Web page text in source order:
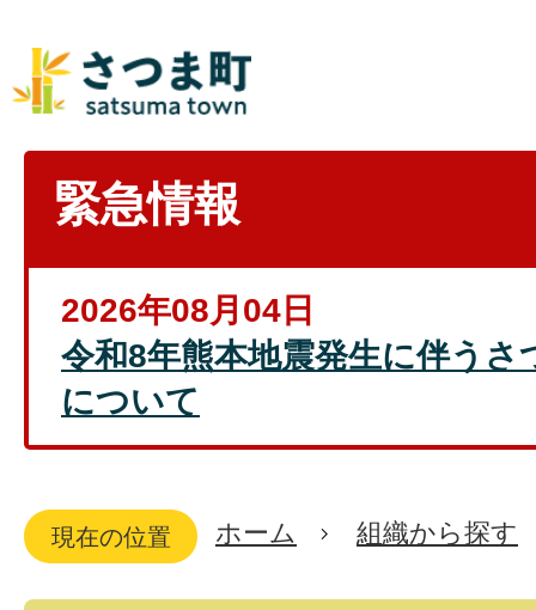
緊急情報
2026年08月04日
令和8年熊本地震発生に伴うさ
について
現在の位置 ホーム 組織から探す